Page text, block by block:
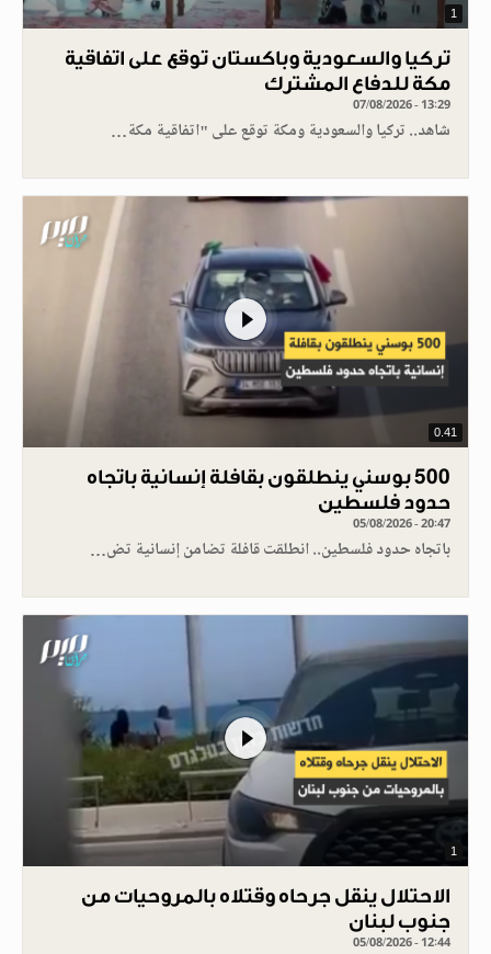
1
تركيا والسعودية وباكستان توقع على اتفاقية
مكة للدفاع المشترك
07/08/2026 - 13:29
شاهد.. تركيا والسعودية ومكة توقع على "اتفاقية مكة…
0.41
500 بوسني ينطلقون بقافلة إنسانية باتجاه
حدود فلسطين
05/08/2026 - 20:47
باتجاه حدود فلسطين.. انطلقت قافلة تضامن إنسانية تض…
1
الاحتلال ينقل جرحاه وقتلاه بالمروحيات من
جنوب لبنان
05/08/2026 - 12:44